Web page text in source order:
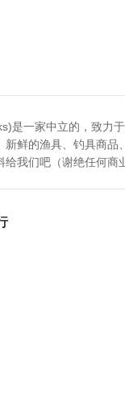
是一家中立的，致力
新鲜的渔具、钓具商
给我们吧（谢绝任何商